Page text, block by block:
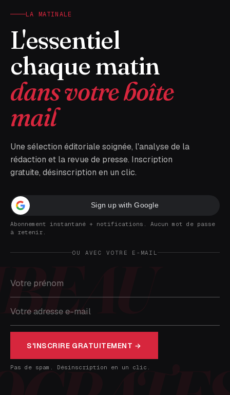
LA MATINALE
L'essentiel
chaque matin
dans votre boîte
mail
Une sélection éditoriale soignée, l'analyse de la
rédaction et la revue de presse. Inscription
gratuite, désinscription en un clic.
Sign up with Google
Abonnement instantané + notifications. Aucun mot de passe
à retenir.
OU AVEC VOTRE E-MAIL
S'INSCRIRE GRATUITEMENT →
Pas de spam. Désinscription en un clic.